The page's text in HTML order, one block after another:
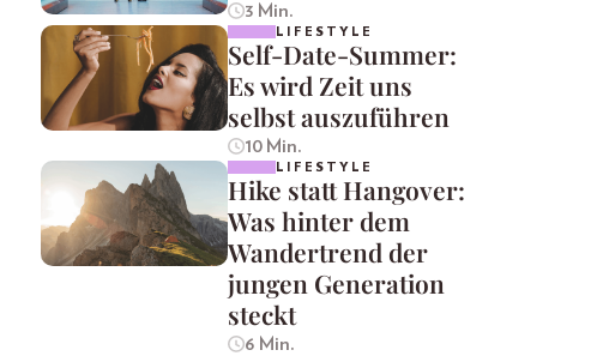
3 Min.
LIFESTYLE
Self-Date-Summer:
Es wird Zeit uns
selbst auszuführen
10 Min.
LIFESTYLE
Hike statt Hangover:
Was hinter dem
Wandertrend der
jungen Generation
steckt
6 Min.